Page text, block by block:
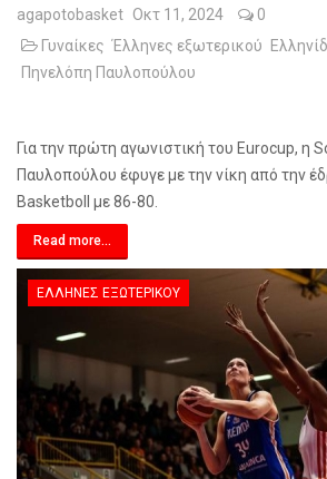
agapotobasket Οκτ 11, 2024
0
Γυναίκες Έλληνες εξωτερικού
Πηνελόπη Παυλοπούλου
Για την πρώτη αγωνιστική του Eurocup, η
Παυλοπούλου έφυγε με την νίκη από την
Basketboll με 86-80.
Read more...
ΈΛΛΗΝΕΣ ΕΞΩΤΕΡΙΚΟΎ